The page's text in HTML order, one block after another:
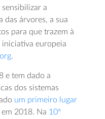
a
das árvores, a sua
para que trazem à
iniciativa europeia
.
e tem dado a
dos sistemas
um primeiro lugar
em 2018. Na 10ª